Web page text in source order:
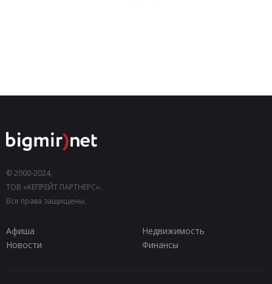
© 2000-2024,
ТОВ «КЕПРЕЙТ ПАРТНЕРС».
Все права защищены.
Афиша
Недвижимость
Новости
Финансы